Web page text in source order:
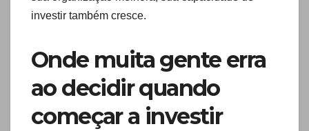
investir também cresce.
Onde muita gente erra
ao decidir quando
começar a investir